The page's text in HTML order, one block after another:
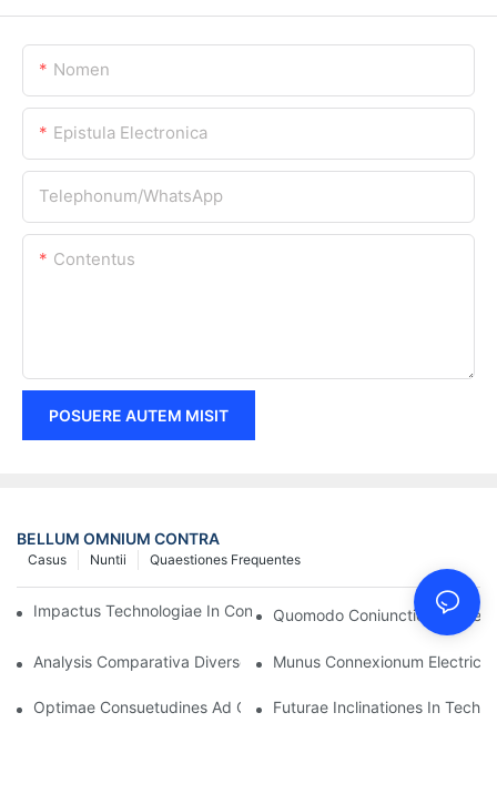
Nomen
Epistula Electronica
Telephonum/WhatsApp
Contentus
POSUERE AUTEM MISIT
BELLUM OMNIUM CONTRA
Quaestiones Frequentes
Nuntii
Casus
Impactus Technologiae In Conexiones Electricas In Electronicis
Quomodo Coniunctionem
Analysis Comparativa Diversorum Generum Connexionum
Munus Connexionum
Optimae Consuetudines Ad Connexiones Electricas
Futurae Inclinationes In